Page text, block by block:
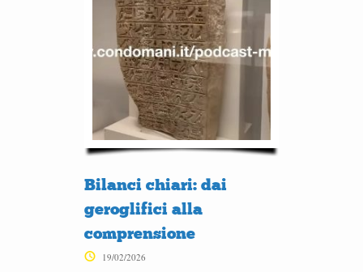
Bilanci chiari: dai
geroglifici alla
comprensione
19/02/2026